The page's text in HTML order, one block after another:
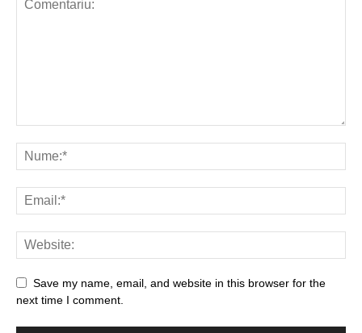
Save my name, email, and website in this browser for the
next time I comment.